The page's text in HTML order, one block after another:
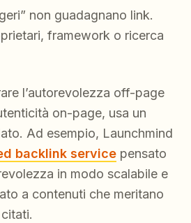
non guadagnano link.
framework o ricerca
l’autorevolezza off-page
on-page, usa un
Ad esempio, Launchmind
backlink service pensato
in modo scalabile e
a contenuti che meritano